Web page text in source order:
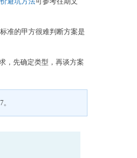
准的甲方很难判断方案是
，先确定类型，再谈方案